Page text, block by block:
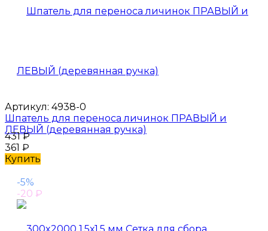
Артикул: 4938-0
Шпатель для переноса личинок ПРАВЫЙ и
ЛЕВЫЙ (деревянная ручка)
431₽
361 ₽
Купить
-5%
-20 ₽